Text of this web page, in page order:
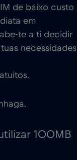
de baixo custo
em
te a ti decidir
necessidades
100MB